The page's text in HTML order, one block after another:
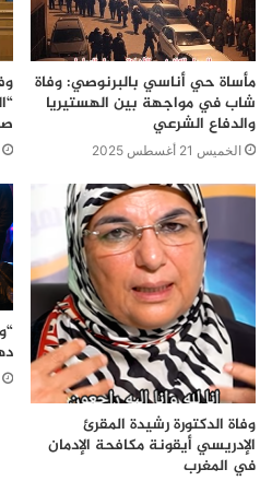
مأساة حي أناسي بالبرنوصي: وفاة
شاب في مواجهة بين الهستيريا
والدفاع الشرعي
الخميس 21 أغسطس 2025
وفاة الدكتورة رشيدة المقرئ
الإدريسي أيقونة مكافحة الإدمان
في المغرب